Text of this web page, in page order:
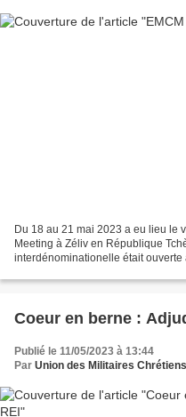
Du 18 au 21 mai 2023 a eu lieu le
Meeting à Zéliv en République
interdénominationelle était
Coeur en berne :
Publié le 11/05/2023 à 13:44
Par Union des Militaires